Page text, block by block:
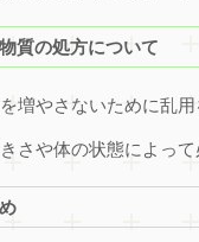
質の処方について
増やさないために乱
さや体の状態によっ